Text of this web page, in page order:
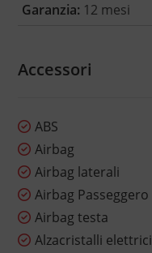
Garanzia: 12 mesi
Accessori
ABS
Airbag
Airbag laterali
Airbag Passeggero
Airbag testa
Alzacristalli elettrici